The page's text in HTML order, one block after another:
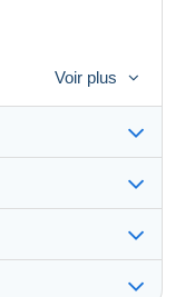
des
en cas de perte.
l´envoi en lettre
à me poser.
et l’article est
Voir plus